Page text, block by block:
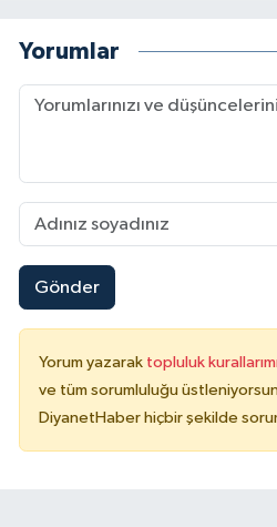
Yorumlar
Gönder
Yorum yazarak topluluk
ve tüm sorumluluğu
DiyanetHaber hiçbir şekilde
Zonguldak Müftülüğü